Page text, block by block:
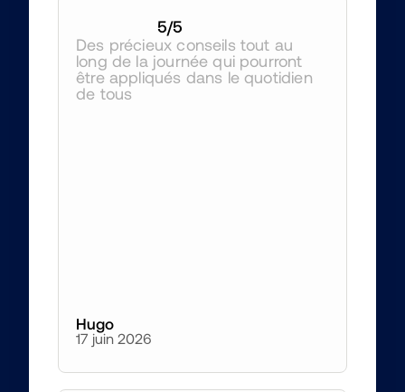
5/5
Des précieux conseils tout au
long de la journée qui pourront
être appliqués dans le quotidien
de tous
Hugo
17 juin 2026